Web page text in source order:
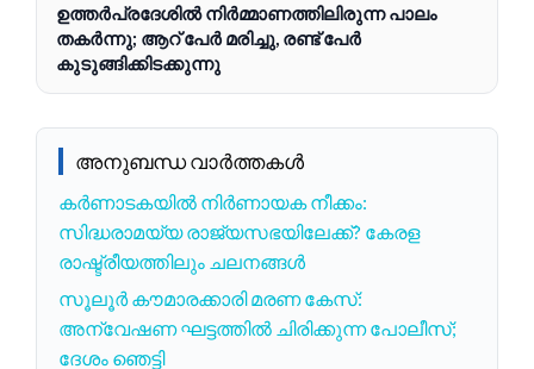
ഉത്തർപ്രദേശിൽ നിർമ്മാണത്തിലിരുന്ന പാലം
തകർന്നു; ആറ് പേർ മരിച്ചു, രണ്ട് പേർ
കുടുങ്ങിക്കിടക്കുന്നു
അനുബന്ധ വാർത്തകൾ
കർണാടകയിൽ നിർണായക നീക്കം:
സിദ്ധരാമയ്യ രാജ്യസഭയിലേക്ക്? കേരള
രാഷ്ട്രീയത്തിലും ചലനങ്ങൾ
സൂലൂർ കൗമാരക്കാരി മരണ കേസ്:
അന്വേഷണ ഘട്ടത്തിൽ ചിരിക്കുന്ന പോലീസ്;
ദേശം ഞെട്ടി